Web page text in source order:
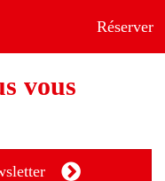
Réserver
vous